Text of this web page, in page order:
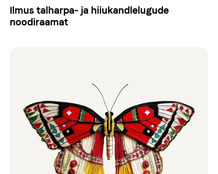
Ilmus talharpa- ja hiiukandlelugude
noodiraamat